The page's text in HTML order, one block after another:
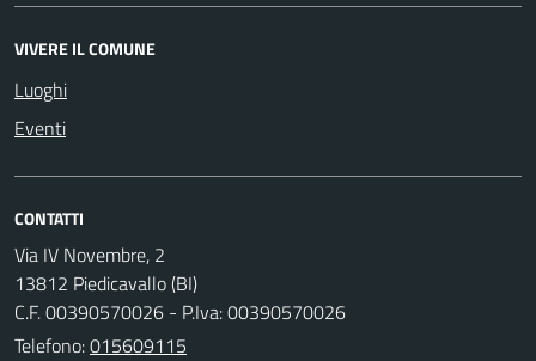
VIVERE IL COMUNE
Luoghi
Eventi
CONTATTI
Via IV Novembre, 2
13812 Piedicavallo (BI)
C.F. 00390570026 - P.Iva: 00390570026
Telefono:015609115